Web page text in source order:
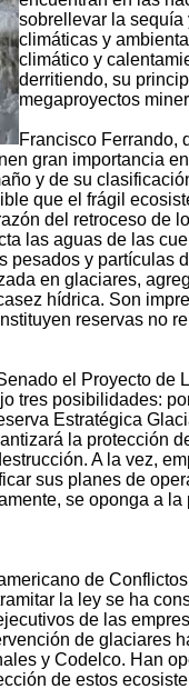
sobrellevar la sequía
climáticas y
climático y
derritiendo, su
megaproyectos
Francisco Ferrando,
gran importancia
y de su
que el frágil
del retroceso de
las aguas de las
y partículas
en glaciares,
hídrica. Son
reservas no
el Proyecto de
tres posibilidades:
Estratégica
la protección
A la vez,
sus planes de
se oponga a la
de
la ley se ha
de las
de glaciares
y Codelco. Han
de estos